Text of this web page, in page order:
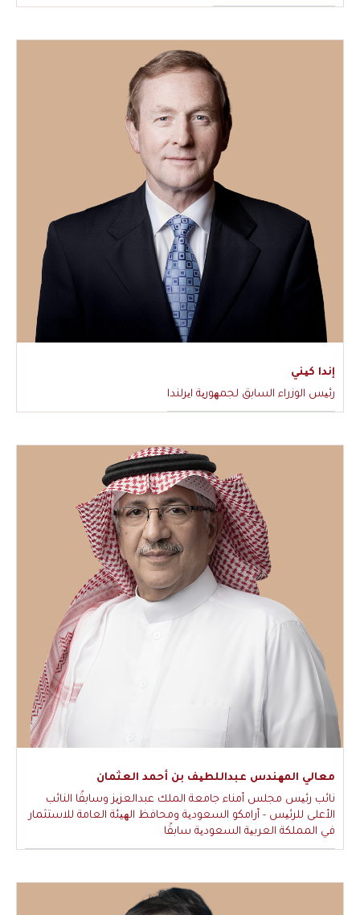
إندا كیني
رئیس الوزراء السابق لجمھوریة ایرلندا
معالي المھندس عبداللطیف بن أحمد العثمان
نائب رئیس مجلس أمناء جامعة الملك عبدالعزیز وسابقًا النائب
الأعلى للرئیس - أرامكو السعودیة ومحافظ الھیئة العامة للاستثمار
في المملكة العربیة السعودیة سابقًا